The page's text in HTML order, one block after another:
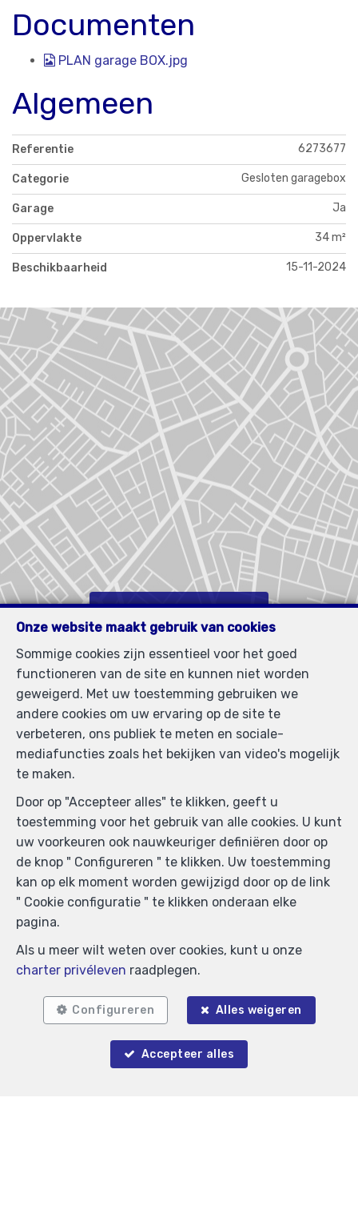
Documenten
PLAN garage BOX.jpg
Algemeen
Referentie 6273677
Categorie Gesloten garagebox
Garage Ja
Oppervlakte 34 m²
Beschikbaarheid 15-11-2024
Zoek op de kaart
Onze website maakt gebruik van cookies
Sommige cookies zijn essentieel voor het goed
functioneren van de site en kunnen niet worden
geweigerd. Met uw toestemming gebruiken we
andere cookies om uw ervaring op de site te
verbeteren, ons publiek te meten en sociale-
mediafuncties zoals het bekijken van video's mogelijk
te maken.
Door op "Accepteer alles" te klikken, geeft u
toestemming voor het gebruik van alle cookies. U kunt
uw voorkeuren ook nauwkeuriger definiëren door op
de knop " Configureren " te klikken. Uw toestemming
kan op elk moment worden gewijzigd door op de link
" Cookie configuratie " te klikken onderaan elke
pagina.
Als u meer wilt weten over cookies, kunt u onze
charter privéleven raadplegen.
Configureren Alles weigeren
Accepteer alles
—
VENTE & LOCATION 0
—
1050 IXELLES
TEL.+32 (0) 475-704.704
immo@greagre.be